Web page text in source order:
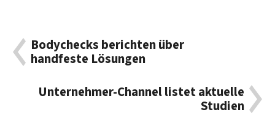
Bodychecks berichten über
handfeste Lösungen
Unternehmer-Channel listet aktuelle
Studien